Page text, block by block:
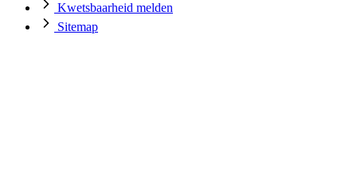
Kwetsbaarheid melden
Sitemap